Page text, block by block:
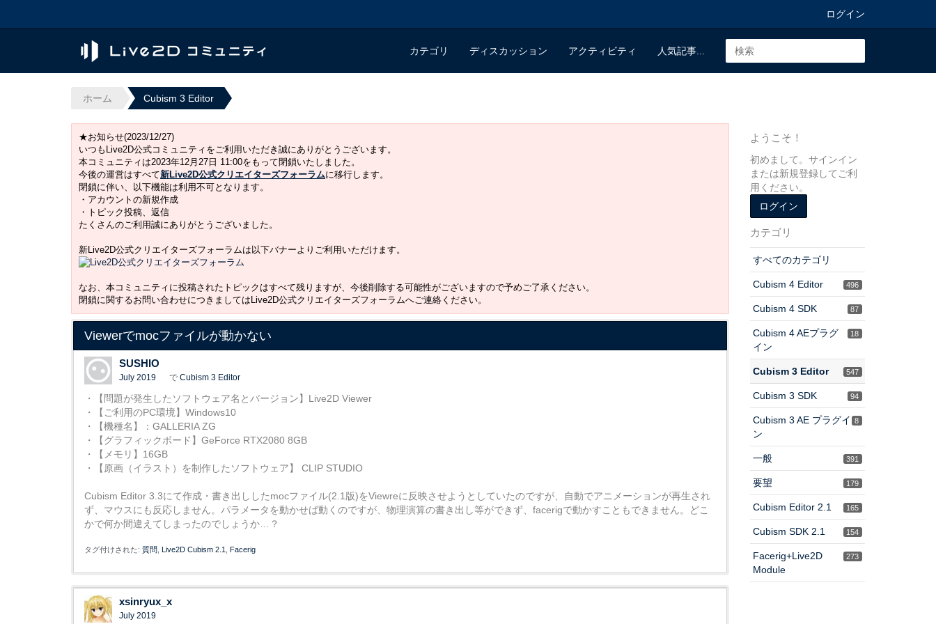
ログイン
カテゴリ ディスカッション アクティビティ 人気記事...
ホーム Cubism 3 Editor
★お知らせ(2023/12/27)
いつもLive2D公式コミュニティをご利用いただき誠にありがとうございます。
本コミュニティは2023年12月27日 11:00をもって閉鎖いたしました。
今後の運営はすべて新Live2D公式クリエイターズフォーラムに移行します。
閉鎖に伴い、以下機能は利用不可となります。
・アカウントの新規作成
・トピック投稿、返信
たくさんのご利用誠にありがとうございました。
新Live2D公式クリエイターズフォーラムは以下バナーよりご利用いただけます。
なお、本コミュニティに投稿されたトピックはすべて残りますが、今後削除する可能性がございますので予めご了承ください。
閉鎖に関するお問い合わせにつきましてはLive2D公式クリエイターズフォーラムへご連絡ください。
Viewerでmocファイルが動かない
SUSHIO
July 2019 で Cubism 3 Editor
・【問題が発生したソフトウェア名とバージョン】Live2D Viewer
・【ご利用のPC環境】Windows10
・【機種名】：GALLERIA ZG
・【グラフィックボード】GeForce RTX2080 8GB
・【メモリ】16GB
・【原画（イラスト）を制作したソフトウェア】 CLIP STUDIO
Cubism Editor 3.3にて作成・書き出ししたmocファイル(2.1版)をViewreに反映させようとしていたのですが、自動でアニメーションが再生され
ず、マウスにも反応しません。パラメータを動かせば動くのですが、物理演算の書き出し等ができず、facerigで動かすこともできません。どこ
かで何か間違えてしまったのでしょうか…？
タグ付けされた: 質問 Live2D Cubism 2.1 Facerig
xsinryux_x
July 2019
ようこそ！
初めまして。サインイン
または新規登録してご利
用ください。
ログイン
カテゴリ
すべてのカテゴリ
496
Cubism 4 Editor
87
Cubism 4 SDK
18
Cubism 4 AEプラグ
イン
547
Cubism 3 Editor
94
Cubism 3 SDK
8
Cubism 3 AE プラグイ
ン
391
一般
179
要望
165
Cubism Editor 2.1
154
Cubism SDK 2.1
273
Facerig+Live2D
Module